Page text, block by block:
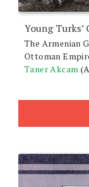
Young Turks’
The Armenian
Ottoman
Taner Akcam